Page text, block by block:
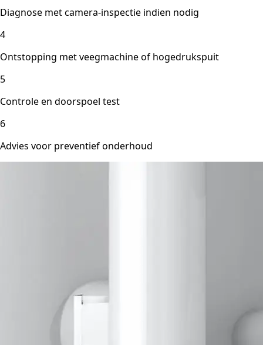
Diagnose met camera-inspectie indien nodig
4
Ontstopping met veegmachine of hogedrukspuit
5
Controle en doorspoel test
6
Advies voor preventief onderhoud